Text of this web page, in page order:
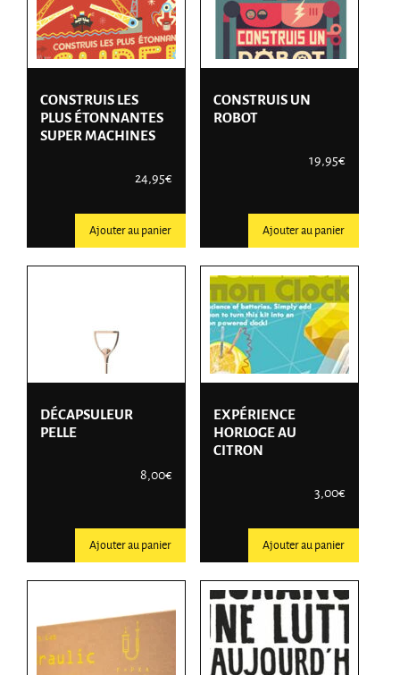
CONSTRUIS LES
PLUS ÉTONNANTES
SUPER MACHINES
24,95€
Ajouter au panier
CONSTRUIS UN
ROBOT
19,95€
Ajouter au panier
DÉCAPSULEUR
PELLE
8,00€
Ajouter au panier
EXPÉRIENCE
HORLOGE AU
CITRON
3,00€
Ajouter au panier